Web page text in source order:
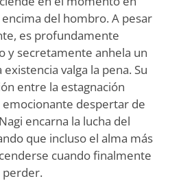
del hombro. A pesar
es profundamente
y secretamente anhela un
valga la pena. Su
entre la estagnación
despertar de
encarna la lucha del
que incluso el alma más
cuando finalmente
perder.